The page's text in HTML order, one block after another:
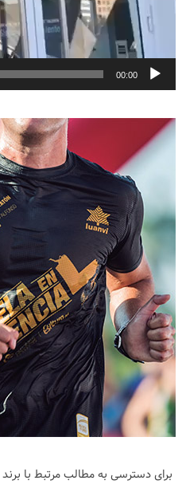
00:00
برای دسترسی به مطالب مرتبط با برند